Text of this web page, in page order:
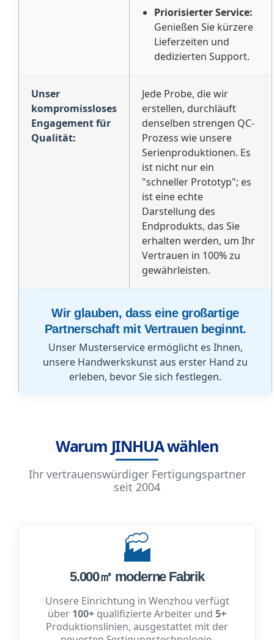
Priorisierter Service:
Genießen Sie kürzere
Lieferzeiten und
dedizierten Support.
Unser
kompromissloses
Engagement für
Qualität:
Jede Probe, die wir
erstellen, durchläuft
denselben strengen QC-
Prozess wie unsere
Serienproduktionen. Es
ist nicht nur ein
"schneller Prototyp"; es
ist eine echte
Darstellung des
Endprodukts, das Sie
erhalten werden, um Ihr
Vertrauen in 100% zu
gewährleisten.
Wir glauben, dass eine großartige
Partnerschaft mit Vertrauen beginnt.
Unser Musterservice ermöglicht es Ihnen,
unsere Handwerkskunst aus erster Hand zu
erleben, bevor Sie sich festlegen.
Warum JINHUA wählen
Ihr vertrauenswürdiger Fertigungspartner
seit 2004
🏭
5.000㎡ moderne Fabrik
Unsere Einrichtung in Wenzhou verfügt
über 100+ qualifizierte Arbeiter und 5+
Produktionslinien, ausgestattet mit der